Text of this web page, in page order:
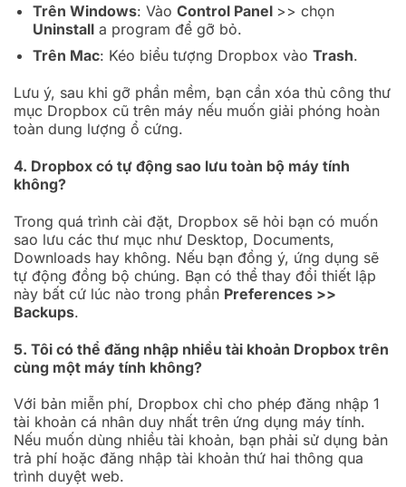
Trên Windows: Vào Control Panel >> chọn
Uninstalla program để gỡ bỏ.
Trên Mac: Kéo biểu tượng Dropbox vào Trash.
Lưu ý, sau khi gỡ phần mềm, bạn cần xóa thủ công thư
mục Dropbox cũ trên máy nếu muốn giải phóng hoàn
toàn dung lượng ổ cứng.
4. Dropbox có tự động sao lưu toàn bộ máy tính
không?
Trong quá trình cài đặt, Dropbox sẽ hỏi bạn có muốn
sao lưu các thư mục như Desktop, Documents,
Downloads hay không. Nếu bạn đồng ý, ứng dụng sẽ
tự động đồng bộ chúng. Bạn có thể thay đổi thiết lập
này bất cứ lúc nào trong phần Preferences >>
Backups.
5. Tôi có thể đăng nhập nhiều tài khoản Dropbox trên
cùng một máy tính không?
Với bản miễn phí, Dropbox chỉ cho phép đăng nhập 1
tài khoản cá nhân duy nhất trên ứng dụng máy tính.
Nếu muốn dùng nhiều tài khoản, bạn phải sử dụng bản
trả phí hoặc đăng nhập tài khoản thứ hai thông qua
trình duyệt web.